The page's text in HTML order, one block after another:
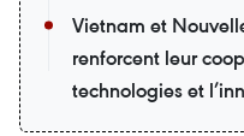
Vietnam et
renforcent leur
technologies et